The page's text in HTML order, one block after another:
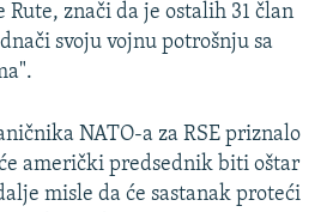
Rute, znači da je ostalih 31 član
svoju vojnu potrošnju sa
NATO-a za RSE priznalo
američki predsednik biti oštar
misle da će sastanak proteći